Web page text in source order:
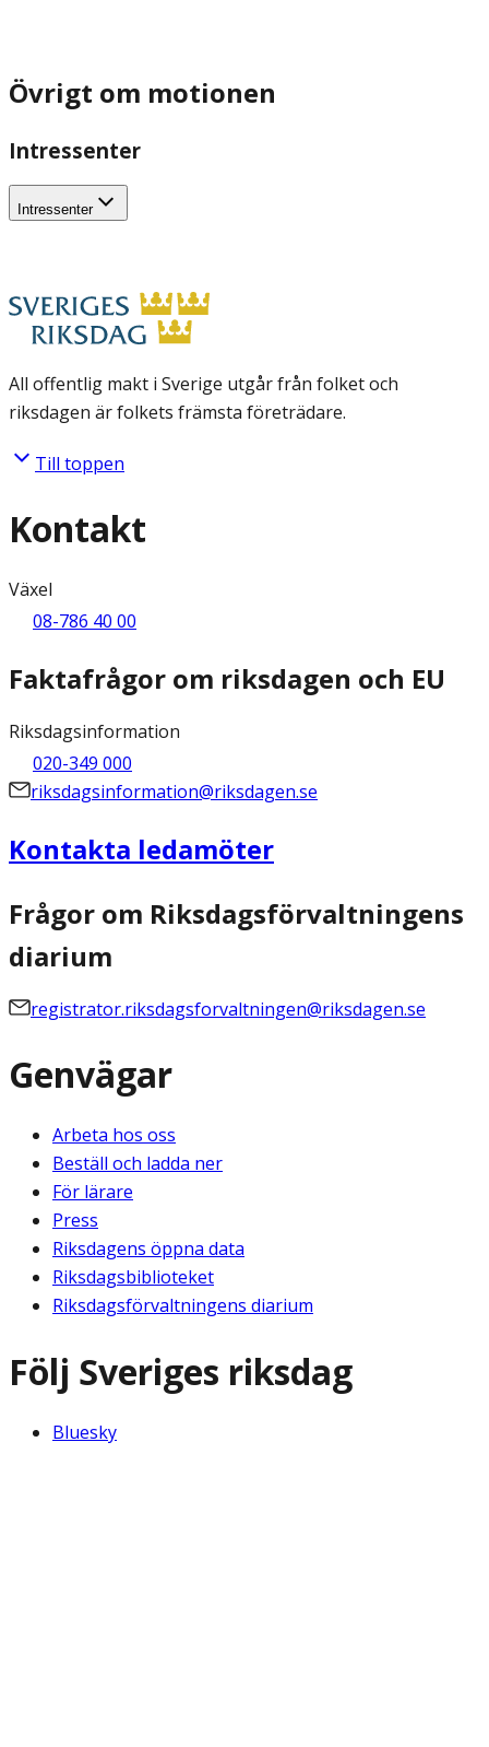
Övrigt om motionen
Intressenter
Intressenter
All offentlig makt i Sverige utgår från folket och
riksdagen är folkets främsta företrädare.
Till toppen
Kontakt
Växel
08-786 40 00
Faktafrågor om riksdagen och EU
Riksdagsinformation
020-349 000
riksdagsinformation@riksdagen.se
Kontakta ledamöter
Frågor om Riksdagsförvaltningens
diarium
registrator.riksdagsforvaltningen@riksdagen.se
Genvägar
Arbeta hos oss
Beställ och ladda ner
För lärare
Press
Riksdagens öppna data
Riksdagsbiblioteket
Riksdagsförvaltningens diarium
Följ Sveriges riksdag
Bluesky